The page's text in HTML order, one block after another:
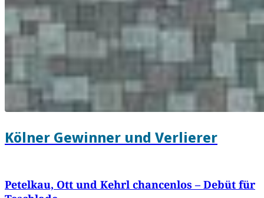
Kölner Gewinner und Verlierer
Petelkau, Ott und Kehrl chancenlos – Debüt für